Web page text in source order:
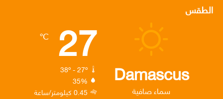
ب
و
ق
ر
ا
ر
ا
الطقس
Damascus
سماء صافية
27
℃
38º - 27º
35%
0.45 كيلومتر/ساعة